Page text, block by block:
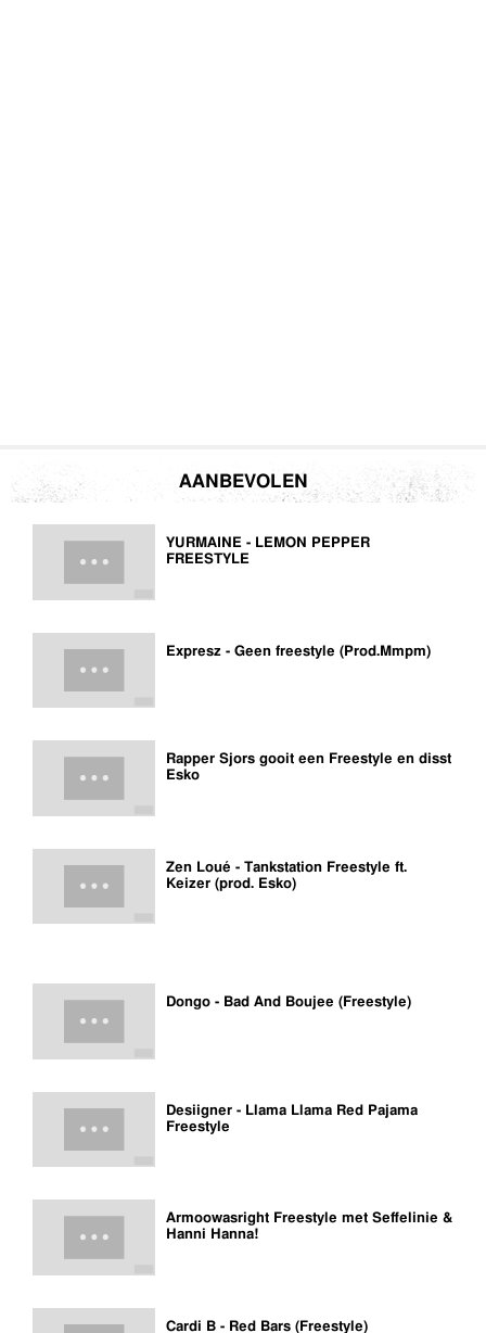
AANBEVOLEN
YURMAINE - LEMON PEPPER
FREESTYLE
Expresz - Geen freestyle (Prod.Mmpm)
Rapper Sjors gooit een Freestyle en disst
Esko
Zen Loué - Tankstation Freestyle ft.
Keizer (prod. Esko)
Dongo - Bad And Boujee (Freestyle)
Desiigner - Llama Llama Red Pajama
Freestyle
Armoowasright Freestyle met Seffelinie &
Hanni Hanna!
Cardi B - Red Bars (Freestyle)